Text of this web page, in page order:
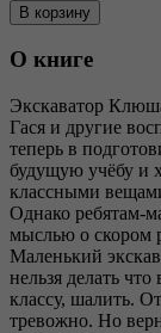
В корзину
О книге
Экскаватор
Гася и другие
теперь в
будущую учёбу и
классными
Однако ребятам-
мыслью о скором
Маленький
нельзя делать
классу, шалить.
тревожно. Но